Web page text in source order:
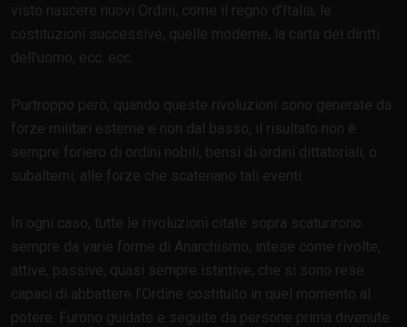
visto nascere nuovi Ordini, come il regno d’Italia, le
costituzioni successive, quelle moderne, la carta dei diritti
dell'uomo, ecc. ecc.
Purtroppo però, quando queste rivoluzioni sono generate da
forze militari esterne e non dal basso, il risultato non è
sempre foriero di ordini nobili, bensì di ordini dittatoriali, o
subalterni, alle forze che scatenano tali eventi.
In ogni caso, tutte le rivoluzioni citate sopra scaturirono
sempre da varie forme di Anarchismo, intese come rivolte,
attive, passive, quasi sempre istintive, che si sono rese
capaci di abbattere l’Ordine costituito in quel momento al
potere. Furono guidate e seguite da persone prima divenute